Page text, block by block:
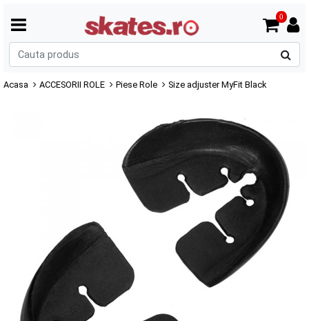
0
Acasa ACCESORII ROLE Piese Role Size adjuster MyFit Black